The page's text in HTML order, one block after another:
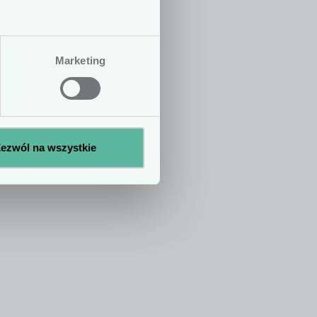
Marketing
na wszystkie
zale­ceń
Yes